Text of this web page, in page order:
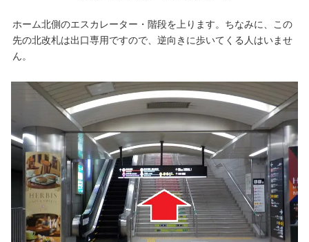
ホーム北側のエスカレーター・階段を上ります。ちなみに、この
先の北改札は出口専用ですので、逆向きに歩いてくる人はいませ
ん。